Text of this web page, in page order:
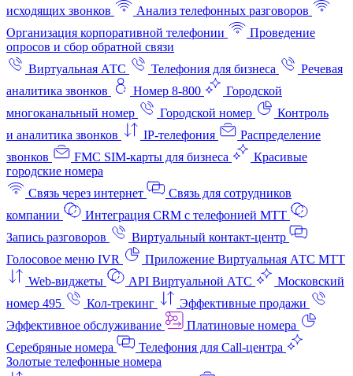
исходящих звонков
Анализ телефонных разговоров
Организация корпоративной телефонии
Проведение
опросов и сбор обратной связи
Виртуальная АТС
Телефония для бизнеса
Речевая
аналитика звонков
Номер 8-800
Городской
многоканальный номер
Городской номер
Контроль
и аналитика звонков
IP-телефония
Распределение
звонков
FMC SIM-карты для бизнеса
Красивые
городские номера
Связь через интернет
Связь для сотрудников
компании
Интеграция CRM с телефонией МТТ
Запись разговоров
Виртуальный контакт‑центр
Голосовое меню IVR
Приложение Виртуальная АТС МТТ
Web-виджеты
API Виртуальной АТС
Московский
номер 495
Кол-трекинг
Эффективные продажи
Эффективное обслуживание
Платиновые номера
Серебряные номера
Телефония для Call-центра
Золотые телефонные номера